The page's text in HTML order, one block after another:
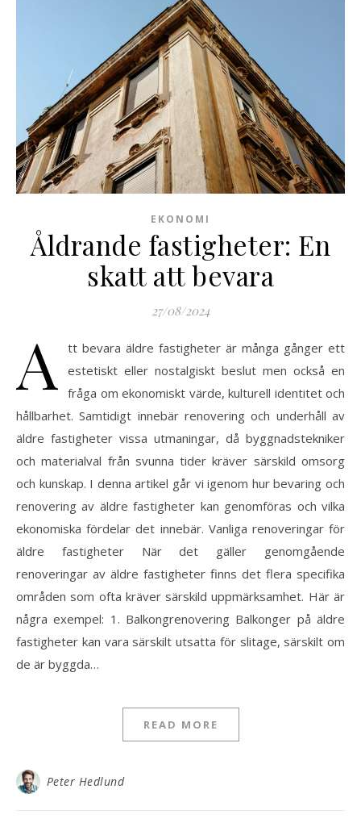
EKONOMI
Åldrande fastigheter: En
skatt att bevara
27/08/2024
A
tt bevara äldre fastigheter är många gånger ett
estetiskt eller nostalgiskt beslut men också en
fråga om ekonomiskt värde, kulturell identitet och
hållbarhet. Samtidigt innebär renovering och underhåll av
äldre fastigheter vissa utmaningar, då byggnadstekniker
och materialval från svunna tider kräver särskild omsorg
och kunskap. I denna artikel går vi igenom hur bevaring och
renovering av äldre fastigheter kan genomföras och vilka
ekonomiska fördelar det innebär. Vanliga renoveringar för
äldre fastigheter När det gäller genomgående
renoveringar av äldre fastigheter finns det flera specifika
områden som ofta kräver särskild uppmärksamhet. Här är
några exempel: 1. Balkongrenovering Balkonger på äldre
fastigheter kan vara särskilt utsatta för slitage, särskilt om
de är byggda…
READ MORE
Peter Hedlund